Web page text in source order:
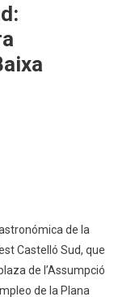
de la
Castelló Sud, que
de l’Assumpció
de la Plana